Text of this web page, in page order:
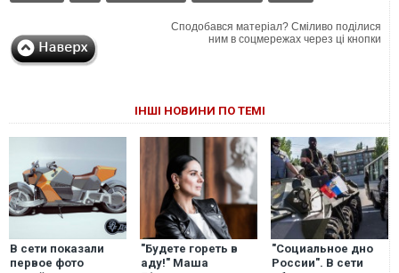
Сподобався матеріал? Сміливо поділися
ним в соцмережах через ці кнопки
ІНШІ НОВИНИ ПО ТЕМІ
В сети показали
первое фото
"Будете гореть в
аду!" Маша
"Социальное дно
России". В сети